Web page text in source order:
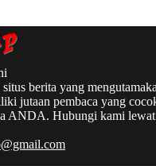
berita yang
jutaan pembaca yang
ANDA. Hubungi kami